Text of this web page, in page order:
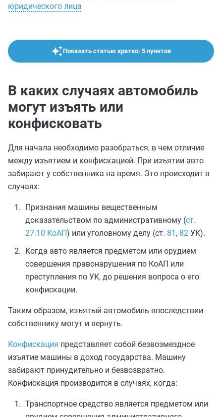
юридического лица
Показать статью кратко: 5 пунктов
В каких случаях автомобиль
могут изъять или
конфисковать
Для начала необходимо разобраться, в чем отличие
между изъятием и конфискацией. При изъятии авто
забирают у собственника на время. Это происходит в
случаях:
Признания машины вещественным
доказательством по административному (ст.
27.10 КоАП) или уголовному делу (ст. 81 , 82 УК).
Когда авто является предметом или орудием
совершения правонарушения по КоАП или
преступления по УК, до решения вопроса о его
конфискации.
Таким образом, изъятый автомобиль впоследствии
собственнику могут и вернуть.
Конфискация представляет собой безвозмездное
изъятие машины в доход государства. Машину
забирают принудительно и безвозвратно.
Конфискация производится в случаях, когда:
Транспортное средство является предметом или